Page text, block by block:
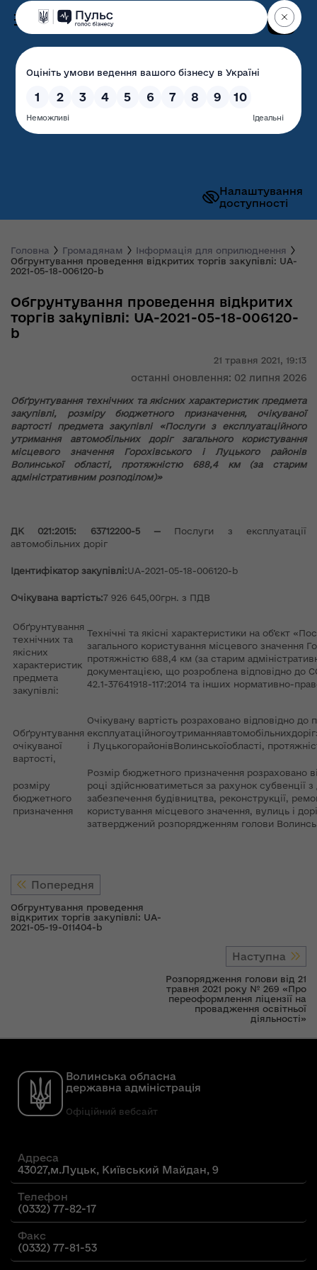
Налаштування
доступності
Волинська обласна
державна адміністрація
Головна Громадянам
Інформація для оприлюднення
Обгрунтування проведення відкритих торгів закупівлі: UA-
2021-05-18-006120-b
21 травня 2021, 19:13
останні оновлення: 02 липня 2026
Обгрунтування проведення відкритих
торгів закупівлі: UA-2021-05-18-006120-
b
Обґрунтування технічних та якісних характеристик предмета
закупівлі, розміру бюджетного призначення, очікуваної
вартості предмета закупівлі «Послуги з експлуатаційного
утримання автомобільних доріг загального користування
місцевого значення Горохівського і Луцького районів
Волинської області, протяжністю 688,4 км (за старим
адміністративним розподілом)»
ДК 021:2015: 63712200-5 — Послуги з експлуатації
автомобільних доріг
Ідентифікатор закупівлі:UA-2021-05-18-006120-b
Очікувана вартість:7 926 645,00грн. з ПДВ
Обґрунтування
технічних та
якісних
характеристик
предмета
закупівлі:
Технічні та якісні характеристики на об’єкт
загального користування місцевого значення
протяжністю 688,4 км (за старим
документацією, що розроблена відповідно до
42.1-37641918-117:2014 та інших нормативно-
Обґрунтування
очікуваної
вартості,
розміру
бюджетного
призначення
Очікувану вартість розраховано відповідно
і ЛуцькогорайонівВолинськоїобласті,
Розмір бюджетного призначення розраховано
році здійснюватиметься за рахунок
забезпечення будівництва, реконструкції,
користування місцевого значення, вулиць і
затверджений розпорядженням голови
Попередня
Обгрунтування проведення
відкритих торгів закупівлі: UA-
2021-05-19-011404-b
Наступна
Розпорядження голови від 21
травня 2021 року № 269 «Про
переоформлення ліцензії на
провадження освітньої
діяльності»
Волинська обласна
державна адміністрація
Офіційний вебсайт
Адреса
43027,м.Луцьк, Київський Майдан, 9
Телефон
(0332) 77-82-17
Факс
(0332) 77-81-53